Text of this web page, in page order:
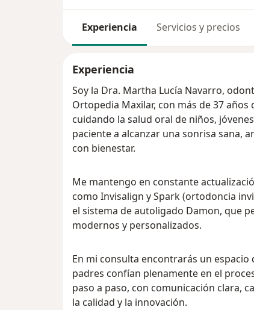
Experiencia Servicios y precios
Experiencia
Soy la Dra. Martha Lucía Navarro,
Ortopedia Maxilar, con más de 37
cuidando la salud oral de niños,
paciente a alcanzar una sonrisa sana,
con bienestar.
Me mantengo en constante
como Invisalign y Spark (ortodoncia
el sistema de autoligado Damon, que
modernos y personalizados.
En mi consulta encontrarás un
padres confían plenamente en el
paso a paso, con comunicación clara,
la calidad y la innovación.